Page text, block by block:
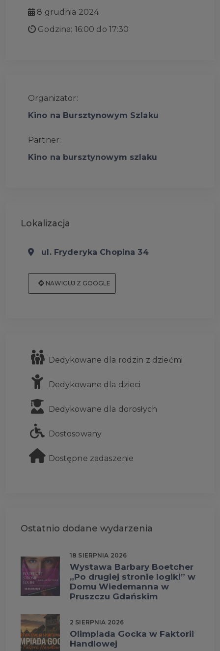
8 grudnia 2024
Godzina: 16:00 do 17:30
Organizator:
Kino na Bursztynowym Szlaku
Partner:
Kino na bursztynowym szlaku
Lokalizacja
ul. Fryderyka Chopina 34
NAWIGUJ Z GOOGLE
Dedykowane dla rodzin z dziećmi
Dedykowane dla dzieci
Dedykowane dla dorosłych
Dostosowany
Dostępne zadaszenie
Ostatnio dodane wydarzenia
18 SIERPNIA 2026
Wystawa Barbary Boetcher
„Po drugiej stronie logiki” w
Domu Wiedemanna w
Pruszczu Gdańskim
2 SIERPNIA 2026
Olimpiada Gocka w Faktorii
Handlowej